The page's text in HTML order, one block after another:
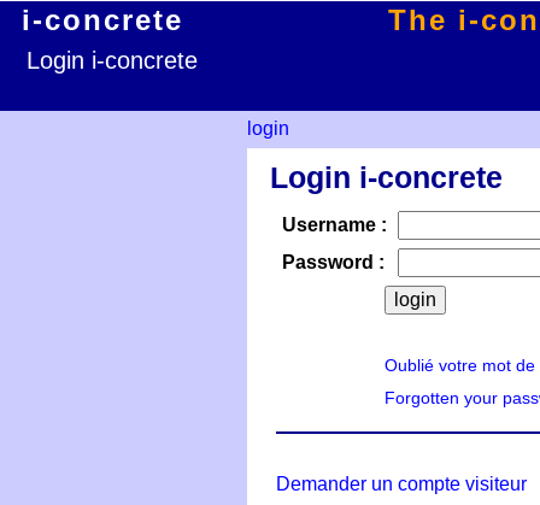
i-concrete The i-
Login i-concrete
login
Login i-concrete
Username :
Password :
Oublié votre mot de
Forgotten your
Demander un compte visiteur